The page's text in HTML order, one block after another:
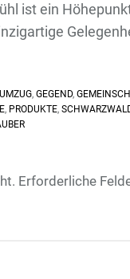
ist ein
, GEGEND,
, PRODUKTE,
Erforderliche